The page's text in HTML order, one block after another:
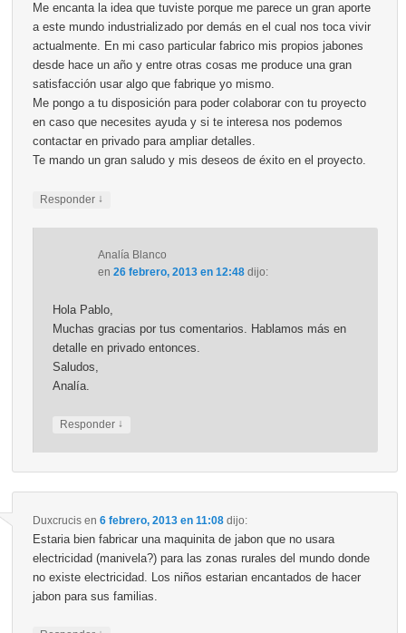
Me encanta la idea que tuviste porque me parece un gran aporte
a este mundo industrializado por demás en el cual nos toca vivir
actualmente. En mi caso particular fabrico mis propios jabones
desde hace un año y entre otras cosas me produce una gran
satisfacción usar algo que fabrique yo mismo.
Me pongo a tu disposición para poder colaborar con tu proyecto
en caso que necesites ayuda y si te interesa nos podemos
contactar en privado para ampliar detalles.
Te mando un gran saludo y mis deseos de éxito en el proyecto.
Responder ↓
Analía Blanco
en 26 febrero, 2013 en 12:48 dijo:
Hola Pablo,
Muchas gracias por tus comentarios. Hablamos más en
detalle en privado entonces.
Saludos,
Analía.
Responder ↓
Duxcrucisen 6 febrero, 2013 en 11:08 dijo:
Estaria bien fabricar una maquinita de jabon que no usara
electricidad (manivela?) para las zonas rurales del mundo donde
no existe electricidad. Los niños estarian encantados de hacer
jabon para sus familias.